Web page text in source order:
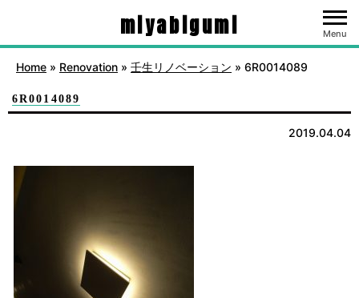
miyabigumi Menu
Home » Renovation » 壬生リノベーション » 6R0014089
6R0014089
2019.04.04